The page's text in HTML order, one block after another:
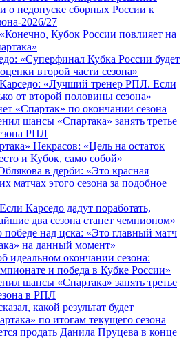
о недопуске сборных России к
27
Кубок России повлияет на
«Суперфинал Кубка России будет
второй части сезона»
«Лучший тренер РПЛ. Если
от второй половины сезона»
«Спартак» по окончании сезона
шансы «Спартака» занять третье
РПЛ
Некрасов: «Цель на остаток
и Кубок, само собой»
в дерби: «Это красная
матчах этого сезона за подобное
Карседо дадут поработать,
два сезона станет чемпионом»
над цска: «Это главный матч
на данный момент»
окончании сезона:
и победа в Кубке России»
шансы «Спартака» занять третье
в РПЛ
какой результат будет
по итогам текущего сезона
продать Данила Пруцева в конце